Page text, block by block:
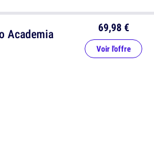
Academia 69,98 €
Voir l'offre